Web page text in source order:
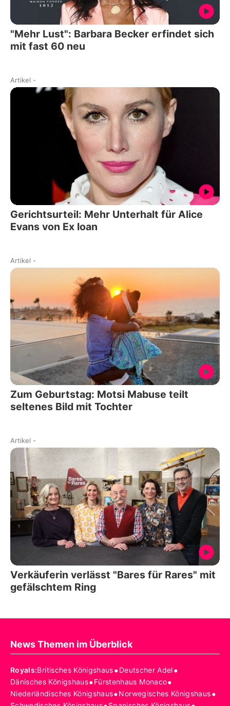
"Mehr Lust": Barbara Becker erfindet sich
mit fast 60 neu
Artikel -
Gerichtsurteil: Mehr Unterhalt für Alice
Evans von Ex Ioan
Artikel -
Zum Geburtstag: Motsi Mabuse teilt
seltenes Bild mit Tochter
Artikel -
Verkäuferin verlässt "Bares für Rares" mit
gefälschtem Ring
News Themen im Überblick
Royals:Britisches Königshaus•Deutscher Adel•
Dänisches Königshaus•Fürstenhaus Monaco•
Niederländisches Königshaus•Norwegisches Königshaus•